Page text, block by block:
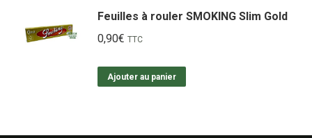
Feuilles à rouler SMOKING Slim Gold
0,90€ TTC
Ajouter au panier